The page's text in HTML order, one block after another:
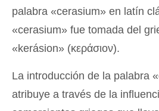
palabra «cerasium» en latín
«cerasium» fue tomada del
«kerásion» (κεράσιον).
La introducción de la palabra
atribuye a través de la